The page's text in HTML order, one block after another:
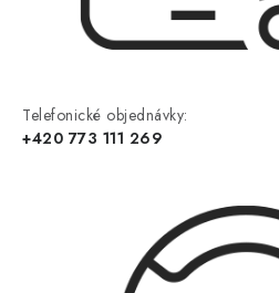
Telefonické objednávky:
+420 773 111 269